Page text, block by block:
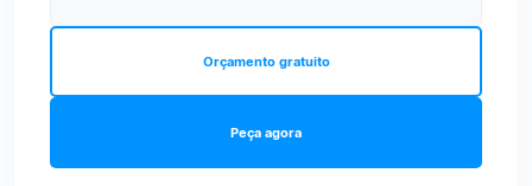
Peça agora
Orçamento gratuito